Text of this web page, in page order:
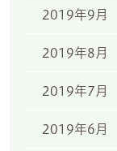
2019年9月
2019年8月
2019年7月
2019年6月